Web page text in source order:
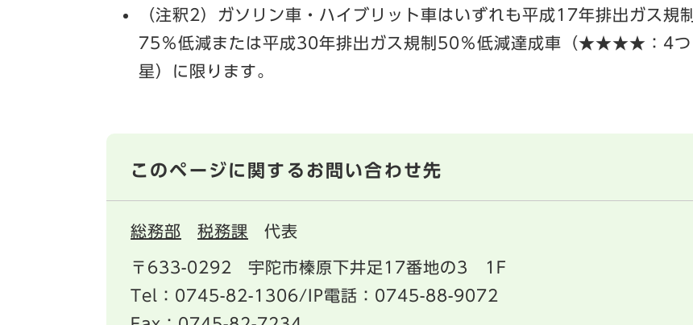
（注釈2）ガソリン車・ハイブリット車はいずれも平成17年排出ガス規制
75％低減または平成30年排出ガス規制50％低減達成車（★★★★：4つ
星）に限ります。
このページに関するお問い合わせ先
総務部 税務課 代表
〒633-0292
宇陀市榛原下井足17番地の3 1F
Tel：0745-82-1306/IP電話：0745-88-9072